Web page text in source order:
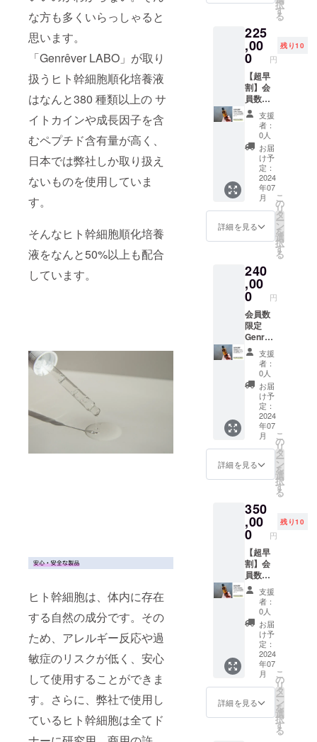
な方も多くいらっしゃると
思います。
「Genrêver LABO」が取り
扱うヒト幹細胞順化培養液
はなんと380 種類以上の サ
イトカインや成長因子を含
むペプチド含有量が高く、
日本では弊社しか取り扱え
ないものを使用していま
す。
そんなヒト幹細胞順化培養
液をなんと50%以上も配合
しています。
ヒト幹細胞は、体内に存在
する自然の成分です。その
ため、アレルギー反応や過
敏症のリスクが低く、安心
して使用することができま
す。さらに、弊社で使用し
ているヒト幹細胞は全てド
長させ
ていた
だきま
す。 ※
詳しい
メ
ニュー
につい
ては、
Genrêv
er
LABO
オープ
ン後、
店舗ス
タッフ
いさせ
て頂き
決める
プラン
となり
※化粧品
製造販
売業許
可 許
可番号
22CZ20
0198
製造販
売業許
可 許
可番号
22CZ20
0198
ルクリ
ニッ
ク）」
高コス
トパ
フォマ
ンス幹
細胞化
粧品ブ
ランド
「Genr
êver 」
でも使
用可能
な10万
円分の
お買い
物ポイ
す。 ※
化粧品
製造販
売業許
可 許
可番号
22CZ20
0198
に入会
る会員
権に加
え、
Genrêv
er
LABO
はもち
ろん、
系列の
幹細胞
点滴を
中心と
した
「Genr
êver
Clinic（
ジェン
レヴー
ルクリ
ニッ
高コス
トパ
フォマ
ンス幹
細胞化
粧品ブ
ランド
「Genr
êver 」
でも使
用可能
な10万
円分の
お買い
物ポイ
ントを
ご提供
致しま
す。 ※
化粧品
売業許
可 許
可番号
22CZ20
0198
択
す
る
225
,00
0 円
残り10
【超早
割】会
員数限
定
Genrêv
LABO
会員権
＋30万
円分の
お買い
物ポイ
ント
Genrêv
er
LABO
ができ
る会員
権に加
え、
Genrêv
er
LABO
はもち
ろん、
系列の
幹細胞
点滴を
中心と
した
「Genr
êver
Clinic（
ジェン
レヴー
ルクリ
ク）」
高コス
トパ
フォマ
ンス幹
細胞化
粧品ブ
ランド
「Genr
êver 」
でも使
用可能
な30万
円分の
お買い
物ポイ
ントを
ご提供
致しま
す。 ※
支援
者：
0人
お届
け予
定：
2024
年07
月
詳細を見る
こ
の
リ
タ
ー
ン
を
選
択
す
る
240
,00
0 円
会員数
限定
Genrêv
er
LABO
会員権
＋30万
円分の
お買い
物ポイ
ント
Genrêv
er
LABO
に入会
ができ
権に加
え、
Genrêv
er
LABO
はもち
ろん、
系列の
幹細胞
点滴を
中心と
した
「Genr
êver
Clinic（
ジェン
レヴー
ルクリ
ニッ
ク）」
支援
者：
0人
お届
け予
定：
2024
年07
月
詳細を見る
こ
の
リ
タ
ー
ン
を
選
択
す
る
350
,00
0 円
残り10
【超早
割】会
員数限
定
Genrêv
LABO
会員権
＋50万
円分の
お買い
物ポイ
ント
Genrêv
er
LABO
支援
者：
0人
お届
け予
定：
2024
年07
月
詳細を見る
こ
の
リ
タ
ー
ン
を
選
択
す
る